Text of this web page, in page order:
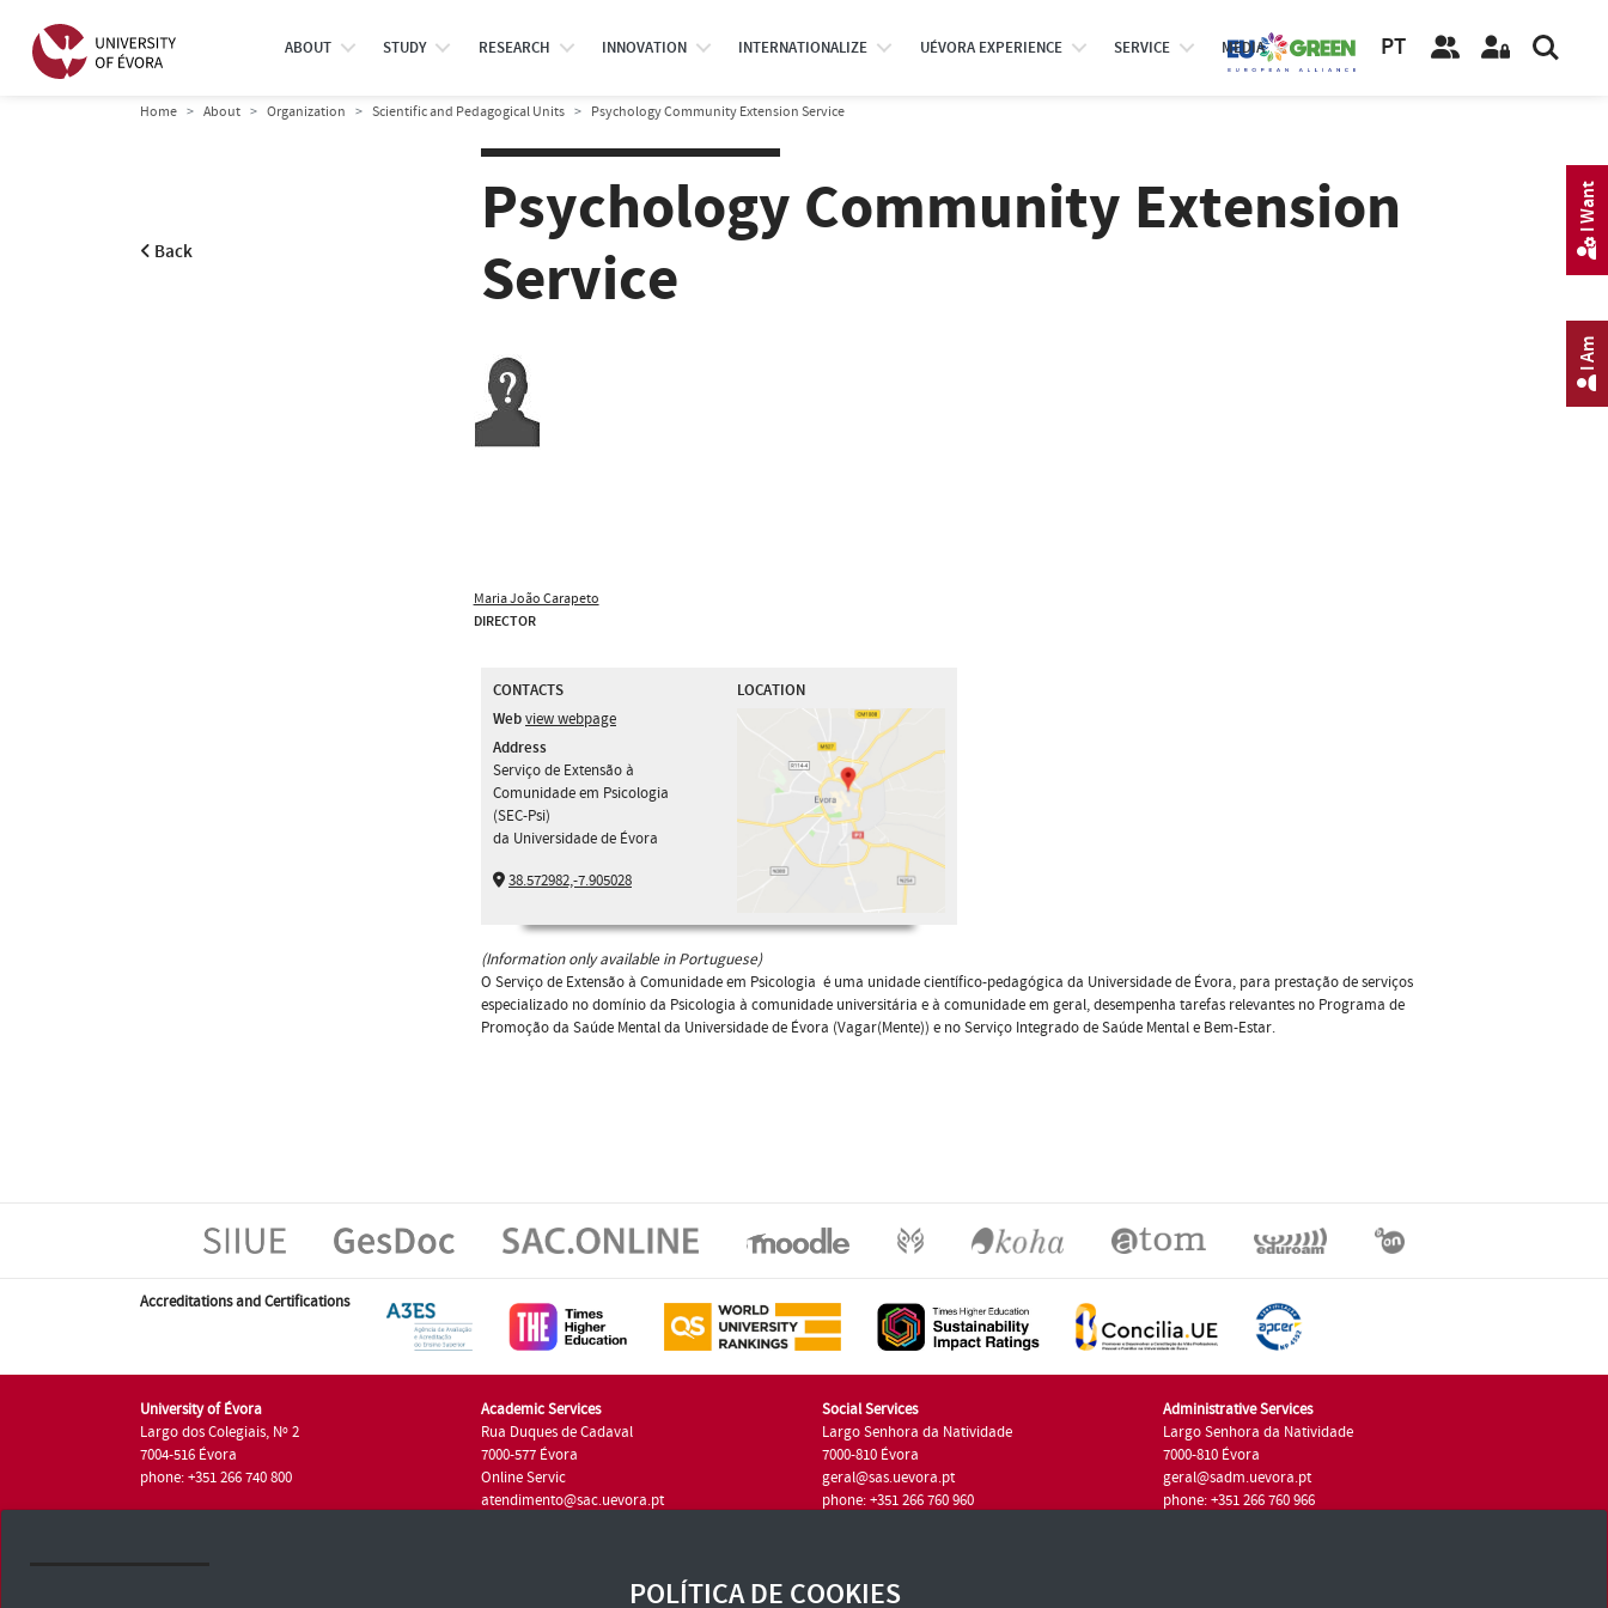
ABOUT STUDY RESEARCH INNOVATION INTERNATIONALIZE UÉVORA EXPERIENCE SERVICE MEDIA PT
Home About Organization Scientific and Pedagogical Units Psychology Community Extension Service
Back
Psychology Community Extension
Service
Maria João Carapeto
DIRECTOR
CONTACTS
Webview webpage
Address
Serviço de Extensão à
Comunidade em Psicologia
(SEC-Psi)
da Universidade de Évora
38.572982,-7.905028
LOCATION
(Information only available in Portuguese)
O Serviço de Extensão à Comunidade em Psicologia é uma unidade científico-pedagógica da Universidade de Évora, para prestação de serviços
especializado no domínio da Psicologia à comunidade universitária e à comunidade em geral, desempenha tarefas relevantes no Programa de
Promoção da Saúde Mental da Universidade de Évora (Vagar(Mente)) e no Serviço Integrado de Saúde Mental e Bem-Estar.
Accreditations and Certifications
University of Évora
Largo dos Colegiais, Nº 2
7004-516 Évora
phone: +351 266 740 800
Academic Services
Rua Duques de Cadaval
7000-577 Évora
Online Servic
atendimento@sac.uevora.pt
Social Services
Largo Senhora da Natividade
7000-810 Évora
geral@sas.uevora.pt
phone: +351 266 760 960
Administrative Services
Largo Senhora da Natividade
7000-810 Évora
geral@sadm.uevora.pt
phone: +351 266 760 966
I Am
I Want
POLÍTICA DE COOKIES